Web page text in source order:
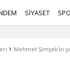
SİYASET
› Mehmet Şimşek'in